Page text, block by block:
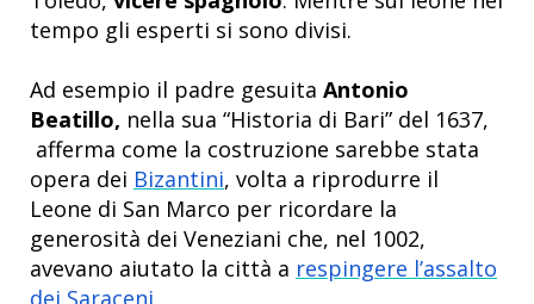
tempo gli esperti si sono divisi.
Ad esempio il padre gesuita Antonio
Beatillo, nella sua “Historia di Bari” del 1637,
afferma come la costruzione sarebbe stata
opera dei Bizantini, volta a riprodurre il
Leone di San Marco per ricordare la
generosità dei Veneziani che, nel 1002,
avevano aiutato la città a respingere l’assalto
dei Saraceni